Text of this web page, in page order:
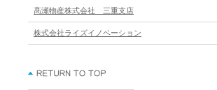
髙瀬物産株式会社 三重支店
株式会社ライズイノベーション